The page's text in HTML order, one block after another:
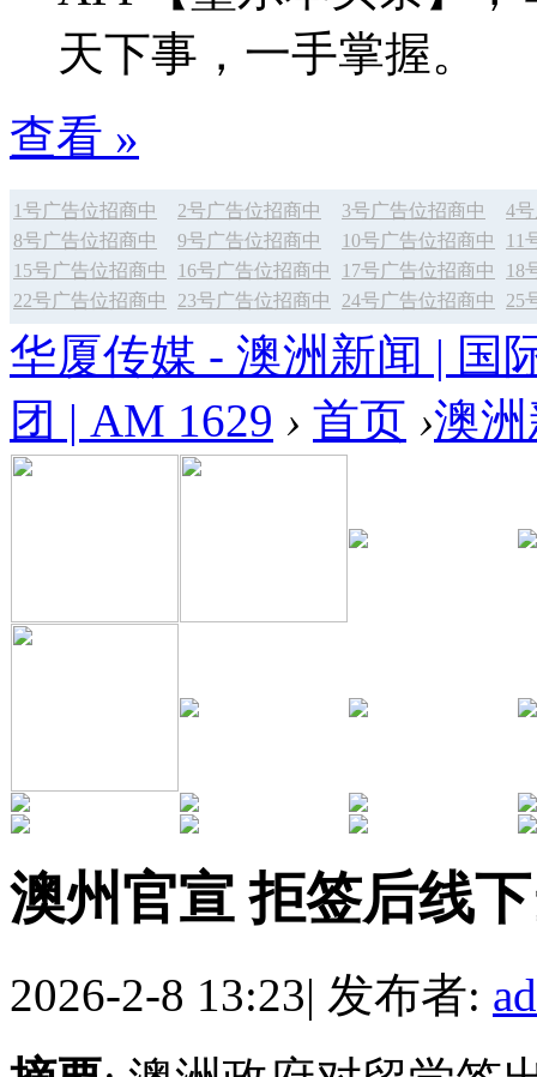
天下事，一手掌握。
查看 »
1号广告位招商中 2号广告位招商中 3号广告位招商中
4
8号广告位招商中
9号广告位招商中 10号广告位招商中
11
15号广告位招商中
16号广告位招商中 17号广告位招商中
18
22号广告位招商中
23号广告位招商中 24号广告位招商中 25
华厦传媒 - 澳洲新闻 | 国
团 | AM 1629 › 首页 ›澳
澳州官宣 拒签后线
2026-2-8 13:23| 发布者: